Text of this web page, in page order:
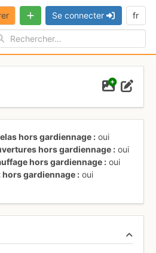
Se connecter fr
hors gardiennage
oui
hors gardiennage
oui
hors gardiennage
oui
hors gardiennage
oui